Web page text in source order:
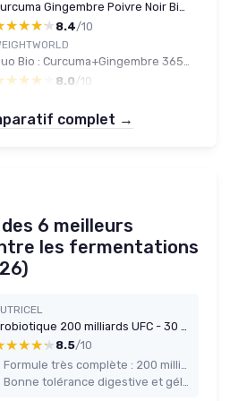
Curcuma Gingembre Poivre Noir Bio 350 mg - 2x200 gélules
8.4/10
Duo Bio : Curcuma+Gingembre 365 gél / Psyllium Blond 180 gél - Vegan
8.0 /10
complet →
6 meilleurs
les fermentations
8.5/10